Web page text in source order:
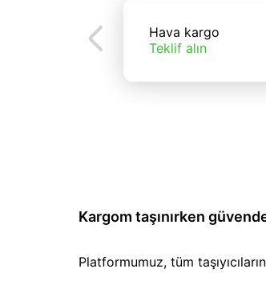
Hava kargo
Teklif alın
Kargom taşınırken
Platformumuz, tüm